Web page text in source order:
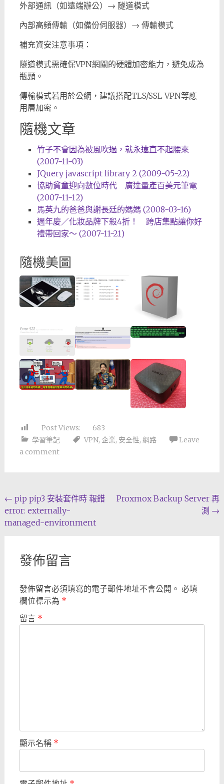
外部通訊（如遠端辦公）→ 隧道模式
內部高頻傳輸（如備份伺服器）→ 傳輸模式
補充資安注意事項：
隧道模式需確保VPN網關的硬體加密能力，避免成為
瓶頸。
傳輸模式若用於公網，建議搭配TLS/SSL VPN等應
用層加密。
隨機文章
竹子不會因為被風吹過，就永遠直不起腰來
(2007-11-03)
JQuery javascript library 2 (2009-05-22)
協助貧童迎向數位時代 廣達量產百美元筆電
(2007-11-12)
馬英九的爸爸與謝長廷的媽媽 (2008-03-16)
週年慶／化妝品牌下殺4折！ 跨店集點讓你好
禮帶回家～ (2007-11-21)
隨機美圖
Post Views:
683
學習筆記
VPN, 企業, 安全性, 網路
Leave
a comment
Post
navigation
← pip pip3 安裝套件時 報錯
error: externally-
managed-environment
Proxmox Backup Server 再
測 →
發佈留言
發佈留言必須填寫的電子郵件地址不會公開。 必填
欄位標示為 *
留言 *
顯示名稱 *